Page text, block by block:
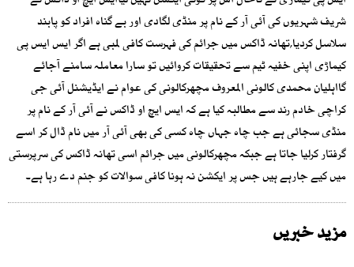
شریف شہریوں کی آئی آر کے نام پر منڈی لگادی اور بے گناہ افراد کو پابند
سلاسل کردیا,تھانہ ڈاکس میں جرائم کی فہرست کافی لمبی ہے اگر ایس ایس پی
کیماڑی اپنی خفیہ ٹیم سے تحقیقات کروائیں تو سارا معاملہ سامنے آجائے
گااہلیان محمدی کالونی المعروف مچھرکالونی کی عوام نے ایڈیشنل آئی جی
کراچی خادم رند سے مطالبہ کیا ہے کہ ایس ایچ او ڈاکس نے آئی آر کے نام پر
منڈی سجائی ہے جب چاہ جہاں چاہ کسی کی بھی آئی آر میں نام ڈال کر اسے
گرفتار کرلیا جاتا ہے جبکہ مچھرکالونی میں جرائم اسی تھانہ ڈاکس کی سرپرستی
میں کیے جارہے ہیں جس پر ایکشن نہ ہونا کافی سوالات کو جنم دے رہا ہے۔
مزید خبریں